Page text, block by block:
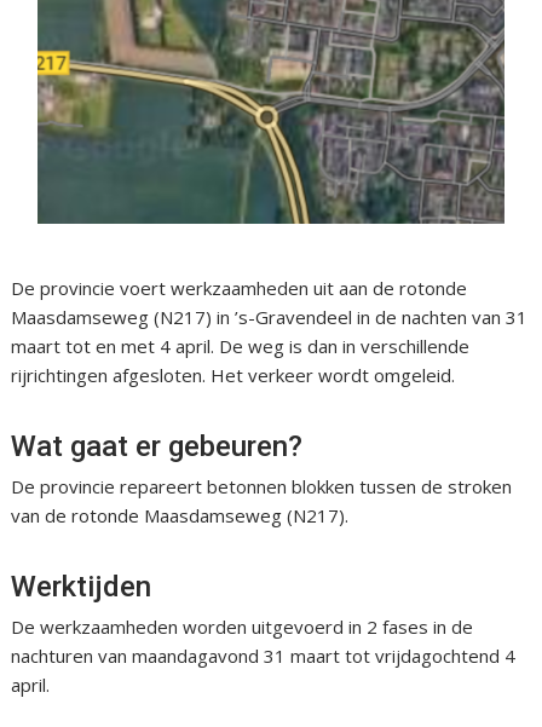
De provincie voert werkzaamheden uit aan de rotonde
Maasdamseweg (N217) in ’s-Gravendeel in de nachten van 31
maart tot en met 4 april. De weg is dan in verschillende
rijrichtingen afgesloten. Het verkeer wordt omgeleid.
Wat gaat er gebeuren?
De provincie repareert betonnen blokken tussen de stroken
van de rotonde Maasdamseweg (N217).
Werktijden
De werkzaamheden worden uitgevoerd in 2 fases in de
nachturen van maandagavond 31 maart tot vrijdagochtend 4
april.